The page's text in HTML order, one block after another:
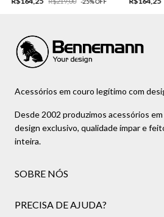
Acessórios em couro legítimo com
Desde 2002 produzimos acessórios
design exclusivo, qualidade ímpar e
inteira.
SOBRE NÓS
PRECISA DE AJUDA?